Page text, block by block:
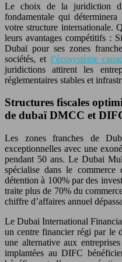
Le choix de la juridiction
fondamentale qui
votre structure internationale.
leurs avantages compétitifs :
Dubaï pour ses zones
sociétés, et l’écosystème
juridictions attirent les
réglementaires stables et
Structures fiscales
de dubaï DMCC et
Les zones franches de
exceptionnelles avec une
pendant 50 ans. Le Dubai
spécialise dans le commerce
détention à 100% par des
traite plus de 70% du
chiffre d’affaires annuel
Le Dubai International
un centre financier régi par le
une alternative aux
implantées au DIFC